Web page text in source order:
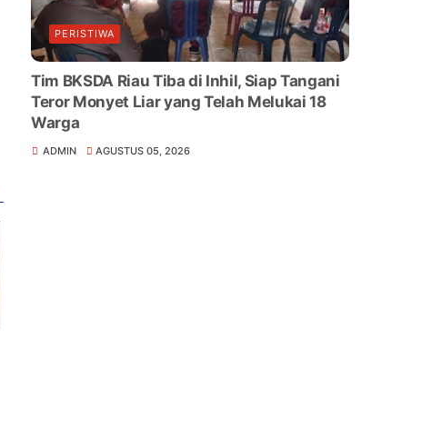
PERISTIWA
Tim BKSDA Riau Tiba di Inhil, Siap Tangani
Teror Monyet Liar yang Telah Melukai 18
Warga
ADMIN AGUSTUS 05, 2026